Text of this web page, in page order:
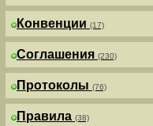
Конвенции (17)
Соглашения (230)
Протоколы (76)
Правила (38)